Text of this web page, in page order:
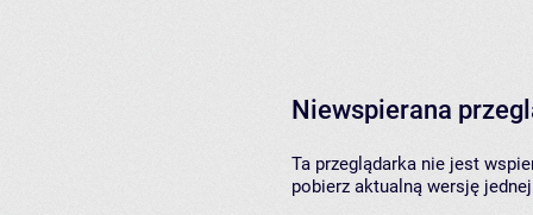
Niewspierana
Ta przeglądarka nie jest
pobierz aktualną wersję